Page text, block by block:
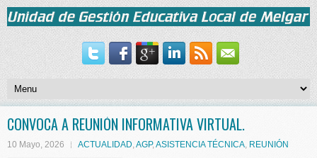
CONVOCA A REUNIÓN INFORMATIVA VIRTUAL.
10 Mayo, 2026 ACTUALIDAD,AGP,ASISTENCIA TÉCNICA, REUNIÓN